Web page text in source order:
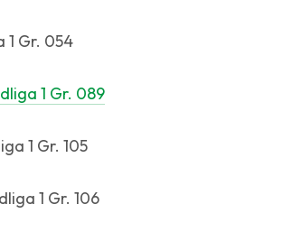
1 Gr. 054
1 Gr. 089
1 Gr. 105
1 Gr. 106